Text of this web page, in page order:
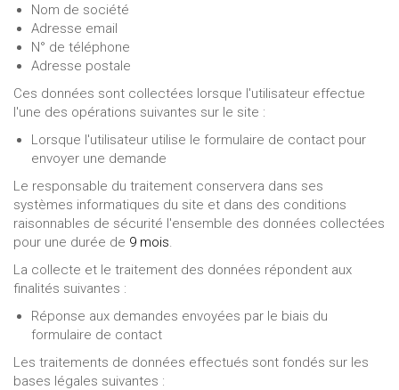
Nom de société
Adresse email
N° de téléphone
Adresse postale
Ces données sont collectées lorsque l'utilisateur effectue
l'une des opérations suivantes sur le site :
Lorsque l'utilisateur utilise le formulaire de contact pour
envoyer une demande
Le responsable du traitement conservera dans ses
systèmes informatiques du site et dans des conditions
raisonnables de sécurité l'ensemble des données collectées
pour une durée de 9 mois.
La collecte et le traitement des données répondent aux
finalités suivantes :
Réponse aux demandes envoyées par le biais du
formulaire de contact
Les traitements de données effectués sont fondés sur les
bases légales suivantes :